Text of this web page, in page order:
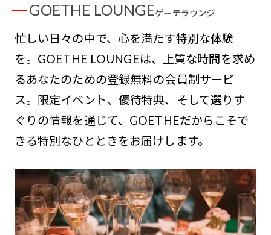
GOETHE LOUNGEゲーテラウンジ
忙しい日々の中で、心を満たす特別な体験
を。GOETHE LOUNGEは、上質な時間を求め
るあなたのための登録無料の会員制サービ
ス。限定イベント、優待特典、そして選りす
ぐりの情報を通じて、GOETHEだからこそで
きる特別なひとときをお届けします。